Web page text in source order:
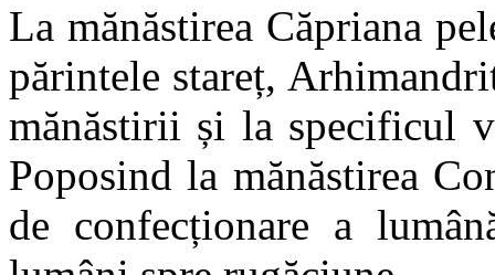
La mănăstirea Căpriana
părintele stareț,
mănăstirii și la specificul
Poposind la mănăstirea
de confecționare a